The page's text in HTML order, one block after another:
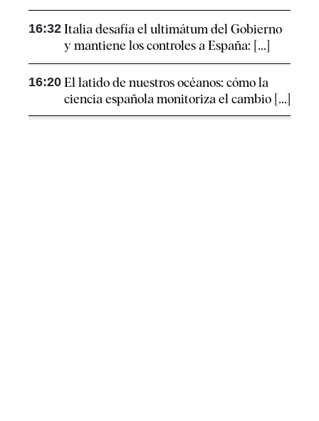
16:32 Italia desafía el ultimátum del Gobierno
y mantiene los controles a España: [...]
16:20 El latido de nuestros océanos: cómo la
ciencia española monitoriza el cambio [...]